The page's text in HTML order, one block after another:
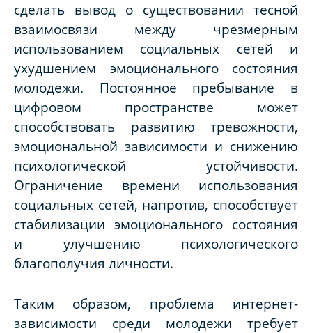
сделать вывод о существовании тесной
взаимосвязи между чрезмерным
использованием социальных сетей и
ухудшением эмоционального состояния
молодежи. Постоянное пребывание в
цифровом пространстве может
способствовать развитию тревожности,
эмоциональной зависимости и снижению
психологической устойчивости.
Ограничение времени использования
социальных сетей, напротив, способствует
стабилизации эмоционального состояния
и улучшению психологического
благополучия личности.
Таким образом, проблема интернет-
зависимости среди молодежи требует